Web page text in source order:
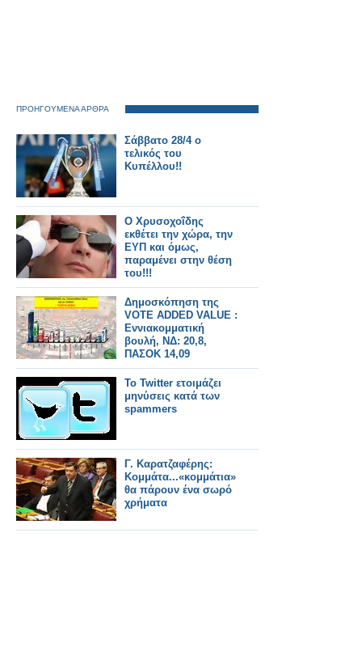
ΠΡΟΗΓΟΥΜΕΝΑ ΑΡΘΡΑ
Σάββατο 28/4 ο
τελικός του
Κυπέλλου!!
Ο Χρυσοχοΐδης
εκθέτει την χώρα, την
ΕΥΠ και όμως,
παραμένει στην θέση
του!!!
Δημοσκόπηση της
VOTE ADDED VALUE :
Εννιακομματική
βουλή, ΝΔ: 20,8,
ΠΑΣΟΚ 14,09
Το Twitter ετοιμάζει
μηνύσεις κατά των
spammers
Γ. Καρατζαφέρης:
Κομμάτα...«κομμάτια»
θα πάρουν ένα σωρό
χρήματα